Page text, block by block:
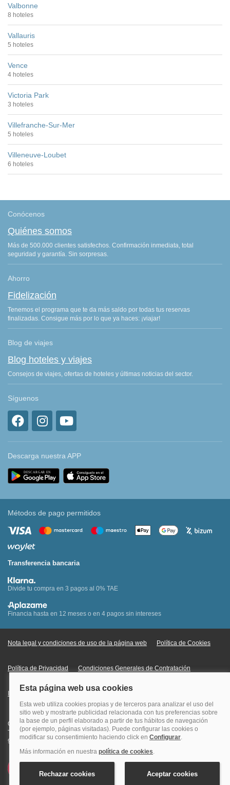
Valbonne
8 hoteles
Vallauris
5 hoteles
Vence
4 hoteles
Victoria Park
3 hoteles
Villefranche-Sur-Mer
5 hoteles
Villeneuve-Loubet
6 hoteles
Conócenos
Quiénes somos
Más de 500.000 clientes satisfechos. Confirmación inmediata, total
seguridad y garantía. Sin sorpresas.
Ahorro
Fidelización
Tenemos el programa que te da más saldo por todas tus reservas
finalizadas. Consigue más por lo que ya haces: ¡viajar!
Blog de viajes
Blog hoteles y viajes
Consejos de viajes, ofertas de hoteles y últimas noticias del sector.
Síguenos
Descarga nuestra APP
Métodos de pago permitidos
Transferencia bancaria
Divide tu compra en 3 pagos al 0% TAE
Financia hasta en 12 meses o en 4 pagos sin intereses
Nota legal y condiciones de uso de la página web Política de Cookies
Política de Privacidad Condiciones Generales de Contratación
Información Legal sobre Mercados en Línea
Quehoteles.com - Especialistas en hoteles © Copyright Veturis Travel S.A.
Todos los derechos reservados. Autorización nº I-AV0000879.4 Tel: +34
915759999